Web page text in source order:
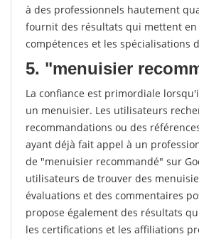
à des professionnels hautement
fournit des résultats qui mettent en
compétences et les spécialisations
5. "menuisier
La confiance est primordiale
un menuisier. Les utilisateurs
recommandations ou des
ayant déjà fait appel à un
de "menuisier recommandé" sur
utilisateurs de trouver des
évaluations et des commentaires
propose également des résultats
les certifications et les affiliations